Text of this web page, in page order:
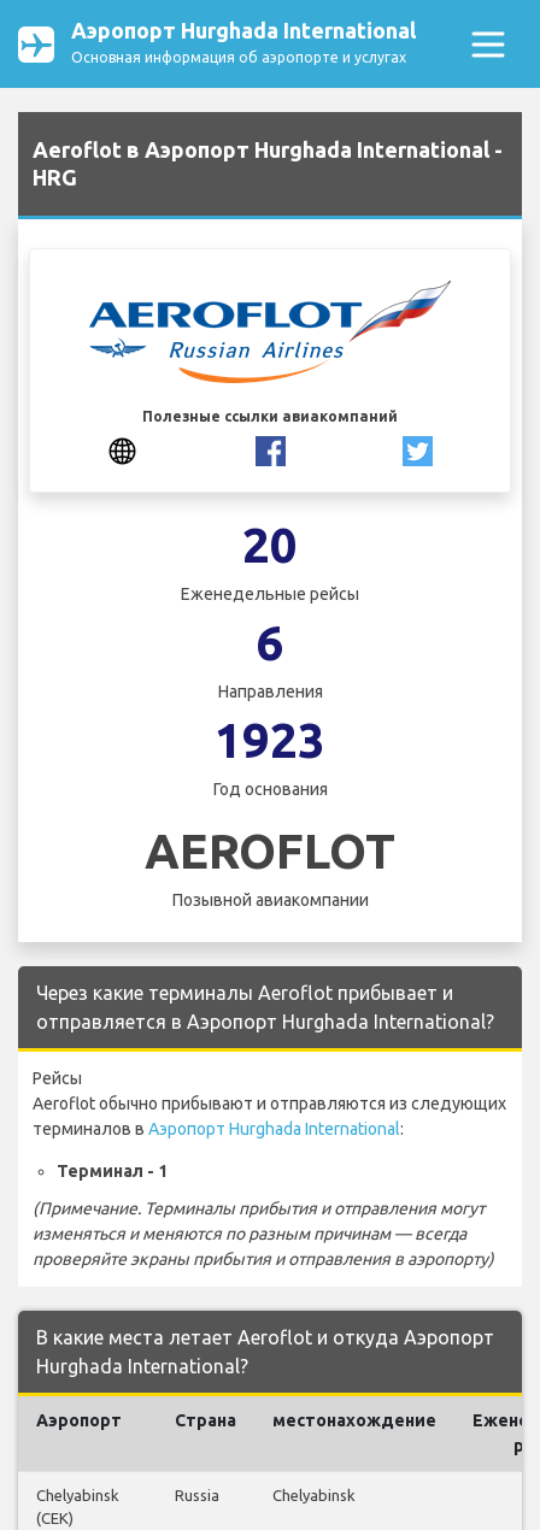
Аэропорт Hurghada International
Основная информация об аэропорте и услугах
Aeroflot в Аэропорт Hurghada International -
HRG
Полезные ссылки авиакомпаний
20
Еженедельные рейсы
6
Направления
1923
Год основания
AEROFLOT
Позывной авиакомпании
Через какие терминалы Aeroflot прибывает и
отправляется в Аэропорт Hurghada International?
Рейсы
Aeroflot обычно прибывают и отправляются из следующих
терминалов в Аэропорт Hurghada International:
Терминал - 1
(Примечание. Терминалы прибытия и отправления могут
изменяться и меняются по разным причинам — всегда
проверяйте экраны прибытия и отправления в аэропорту)
В какие места летает Aeroflot и откуда Аэропорт
Hurghada International?
Аэропорт Страна местонахождение
Chelyabinsk
(CEK)
Russia Chelyabinsk